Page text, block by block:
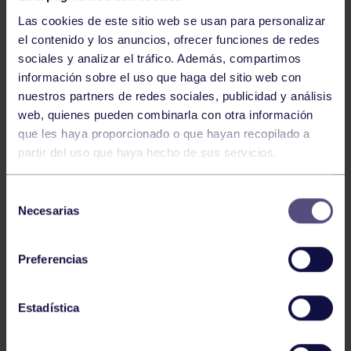
Las cookies de este sitio web se usan para personalizar
el contenido y los anuncios, ofrecer funciones de redes
sociales y analizar el tráfico. Además, compartimos
información sobre el uso que haga del sitio web con
nuestros partners de redes sociales, publicidad y análisis
web, quienes pueden combinarla con otra información
que les haya proporcionado o que hayan recopilado a
partir del uso que haya hecho de sus servicios.
Necesarias
Preferencias
Estadística
Baloncesto
ÚLTIMOS RESULTADOS DE LA SECCIÓN
Baloncesto